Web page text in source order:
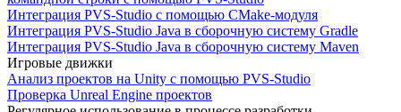
Интеграция PVS-Studio с помощью CMake-модуля
Интеграция PVS-Studio Java в сборочную систему Gradle
Интеграция PVS-Studio Java в сборочную систему Maven
Игровые движки
Анализ проектов на Unity с помощью PVS-Studio
Проверка Unreal Engine проектов